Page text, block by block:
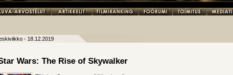
- 18.12.2019
Wars: The Rise of Skywalker